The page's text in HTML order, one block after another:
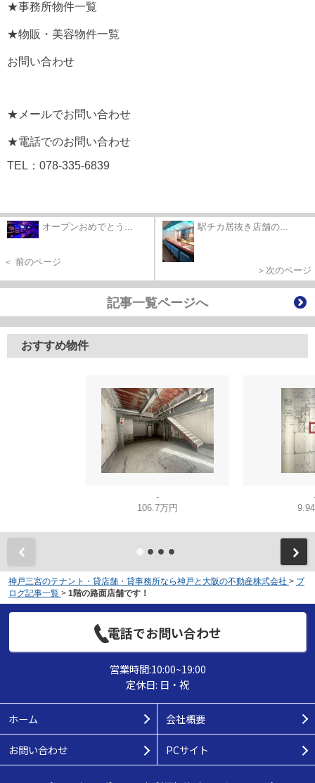
★事務所物件一覧
★物販・美容物件一覧
お問い合わせ
★メールでお問い合わせ
★電話でのお問い合わせ
TEL：078-335-6839
オープンおめでとう...
＜ 前のページ
駅チカ居抜き店舗の...
＞次のページ
記事一覧ページへ
おすすめ物件
-
106.7万円
神戸三宮のテナント・貸店舗・貸事務所なら神戸と大阪の不動産株式会社 > ブ
ログ記事一覧 > 1階の路面店舗です！
電話でお問い合わせ
営業時間:10:00~19:00
定休日: 日・祝
ホーム 会社概要
お問い合わせ PCサイト